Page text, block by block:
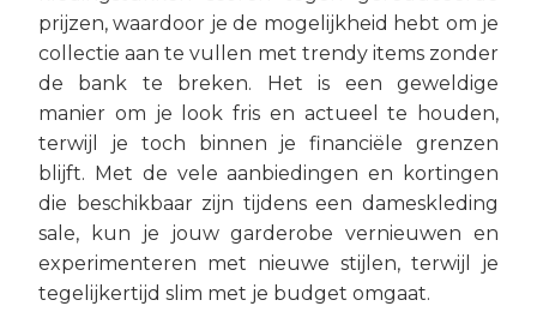
prijzen, waardoor je de mogelijkheid hebt om je
collectie aan te vullen met trendy items zonder
de bank te breken. Het is een geweldige
manier om je look fris en actueel te houden,
terwijl je toch binnen je financiële grenzen
blijft. Met de vele aanbiedingen en kortingen
die beschikbaar zijn tijdens een dameskleding
sale, kun je jouw garderobe vernieuwen en
experimenteren met nieuwe stijlen, terwijl je
tegelijkertijd slim met je budget omgaat.